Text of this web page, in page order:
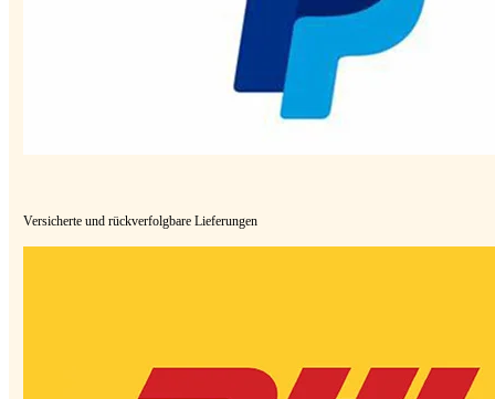
Versicherte und rückverfolgbare Lieferungen